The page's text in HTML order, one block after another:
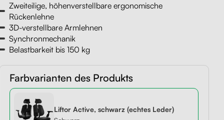
Liftor Expert
Liftor Storage,
Zweiteilige, höhenverstellbare ergonomische
Rückenlehne
3D-verstellbare Armlehnen
Synchronmechanik
Belastbarkeit bis 150 kg
Farbvarianten des Produkts
Liftor Active, schwarz (echtes Leder)